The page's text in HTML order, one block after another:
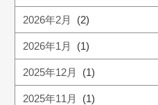
2026年2月 (2)
2026年1月 (1)
2025年12月 (1)
2025年11月 (1)